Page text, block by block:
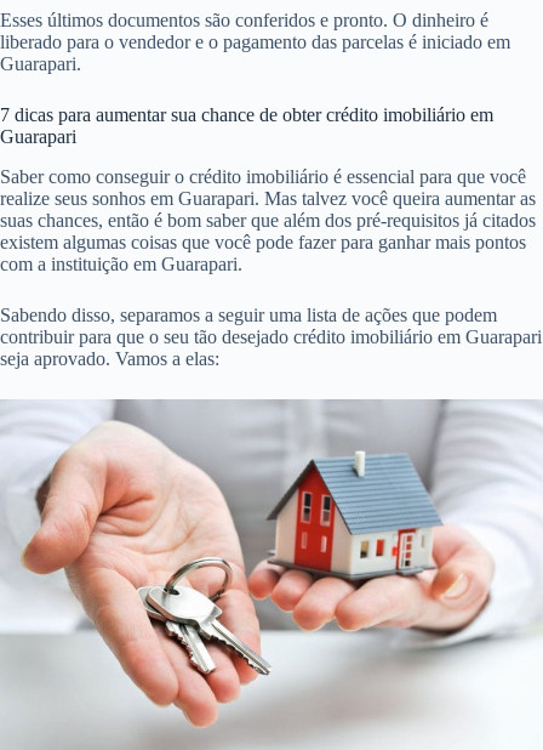
Esses últimos documentos são conferidos e pronto. O dinheiro é
liberado para o vendedor e o pagamento das parcelas é iniciado em
Guarapari.
7 dicas para aumentar sua chance de obter crédito imobiliário em
Guarapari
Saber como conseguir o crédito imobiliário é essencial para que você
realize seus sonhos em Guarapari. Mas talvez você queira aumentar as
suas chances, então é bom saber que além dos pré-requisitos já citados
existem algumas coisas que você pode fazer para ganhar mais pontos
com a instituição em Guarapari.
Sabendo disso, separamos a seguir uma lista de ações que podem
contribuir para que o seu tão desejado crédito imobiliário em Guarapari
seja aprovado. Vamos a elas: